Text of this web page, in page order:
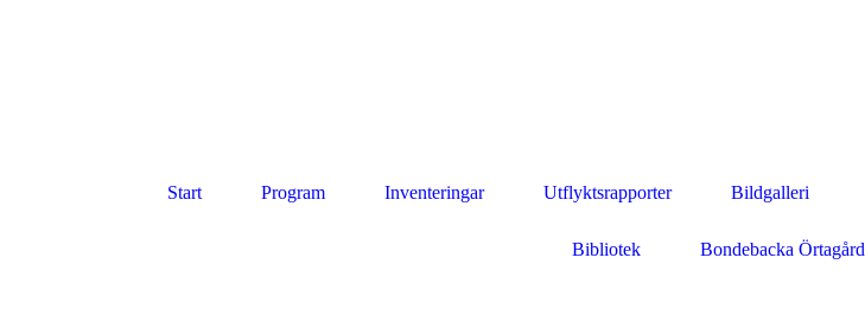
Start Program Inventeringar Utflyktsrapporter Bildgalleri
Bibliotek Bondebacka Örtagård